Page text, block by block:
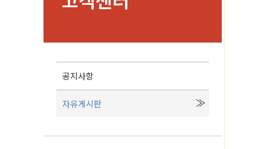
공지사항
자유게시판